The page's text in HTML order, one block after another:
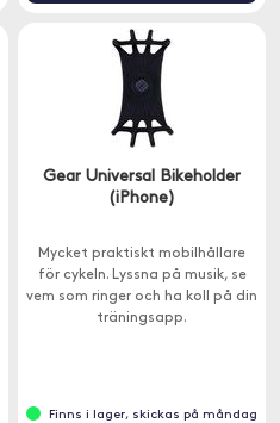
Gear Universal Bikeholder
(iPhone)
Mycket praktiskt mobilhållare
för cykeln. Lyssna på musik, se
vem som ringer och ha koll på din
träningsapp.
Finns i lager, skickas på måndag